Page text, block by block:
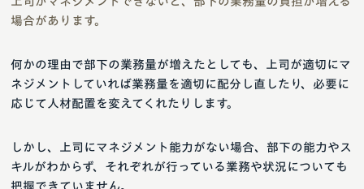
場合があります。
何かの理由で部下の業務量が増えたとしても、上司が適切にマ
ネジメントしていれば業務量を適切に配分し直したり、必要に
応じて人材配置を変えてくれたりします。
しかし、上司にマネジメント能力がない場合、部下の能力やス
キルがわからず、それぞれが行っている業務や状況についても
把握できていません。